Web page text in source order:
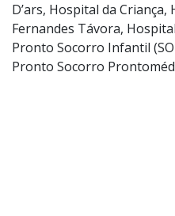
D’ars, Hospital da
Fernandes Távora,
Pronto Socorro Infantil
Pronto Socorro